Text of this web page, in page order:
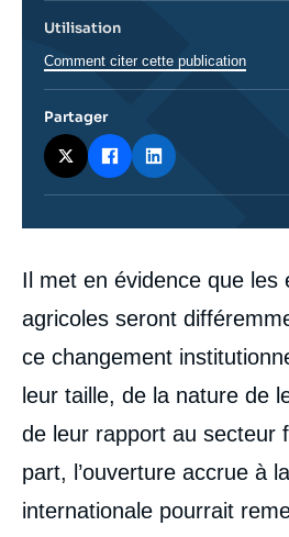
Corps
analyses
Il met en évidence que les
agricoles seront
ce changement
leur taille, de la nature de
de leur rapport au secteur
part, l’ouverture accrue à
internationale pourrait
Utilisation
Comment citer cette publication
Partager